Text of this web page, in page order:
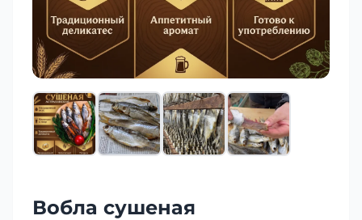
Вобла сушеная